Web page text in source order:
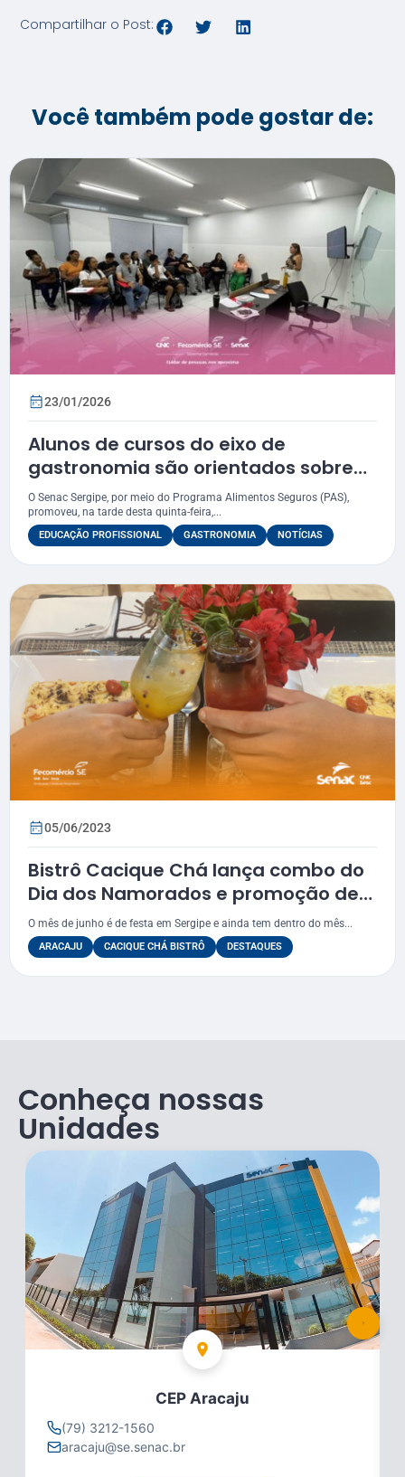
Compartilhar o Post:
Você também pode gostar de:
23/01/2026
Alunos de cursos do eixo de
gastronomia são orientados sobre
PAS
O Senac Sergipe, por meio do Programa Alimentos Seguros (PAS),
promoveu, na tarde desta quinta-feira,...
EDUCAÇÃO PROFISSIONAL GASTRONOMIA NOTÍCIAS
05/06/2023
Bistrô Cacique Chá lança combo do
Dia dos Namorados e promoção de
drinks durante o mês de junho
O mês de junho é de festa em Sergipe e ainda tem dentro do mês...
ARACAJU CACIQUE CHÁ BISTRÔ DESTAQUES
Conheça nossas
Unidades
CEP Aracaju
(79) 3212-1560
aracaju@se.senac.br